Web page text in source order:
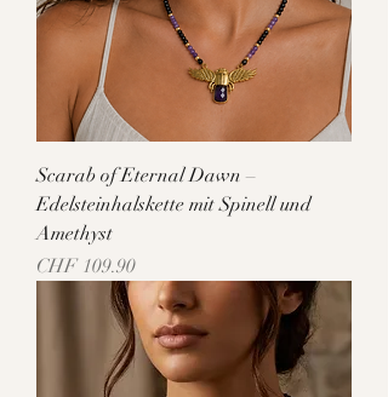
Scarab of Eternal Dawn –
Edelsteinhalskette mit Spinell und
Amethyst
Preis
CHF 109.90